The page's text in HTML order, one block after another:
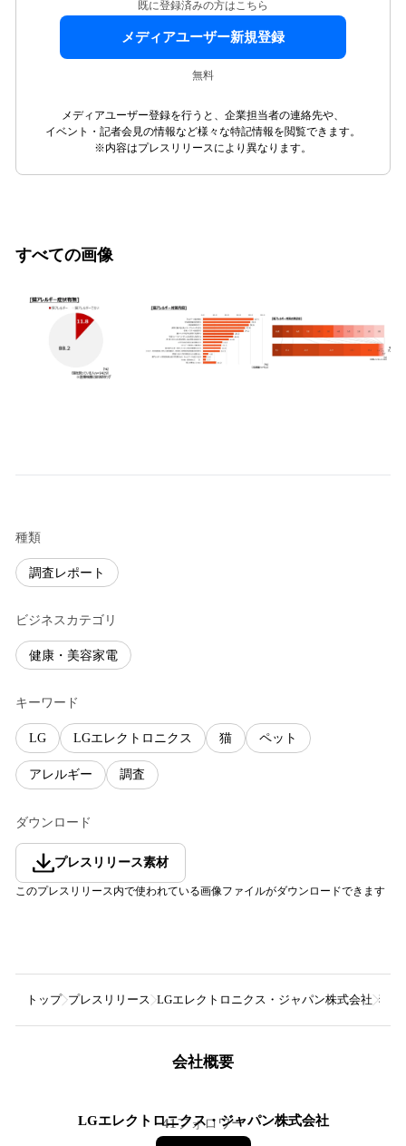
既に登録済みの方はこちら
メディアユーザー新規登録
無料
メディアユーザー登録を行うと、企業担当者の連絡先や、
イベント・記者会見の情報など様々な特記情報を閲覧できます。
※内容はプレスリリースにより異なります。
すべての画像
種類
調査レポート
ビジネスカテゴリ
健康・美容家電
キーワード
LG LGエレクトロニクス 猫 ペット
アレルギー 調査
ダウンロード
プレスリリース素材
このプレスリリース内で使われている画像ファイルがダウンロードできます
トップ プレスリリース LGエレクトロニクス・ジャパン株式会社 猫を
会社概要
LGエレクトロニクス・ジャパン株式会社
41フォロワー